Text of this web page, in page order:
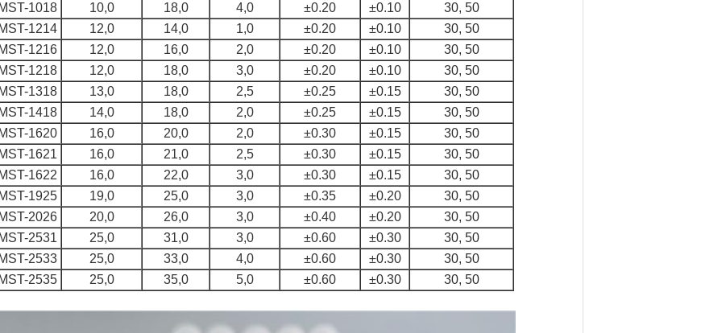
1018
10,0 18,0 4,0 ±0.20 ±0.10
30, 50
1214
12,0 14,0 1,0 ±0.20 ±0.10
30, 50
1216
12,0 16,0 2,0 ±0.20 ±0.10
30, 50
1218
12,0 18,0 3,0 ±0.20 ±0.10
30, 50
1318
13,0 18,0 2,5 ±0.25 ±0.15
30, 50
1418
14,0 18,0 2,0 ±0.25 ±0.15
30, 50
1620
16,0 20,0 2,0 ±0.30 ±0.15
30, 50
1621
16,0 21,0 2,5 ±0.30 ±0.15
30, 50
1622
16,0 22,0 3,0 ±0.30 ±0.15
30, 50
1925
19,0 25,0 3,0 ±0.35 ±0.20
30, 50
2026
20,0 26,0 3,0 ±0.40 ±0.20
30, 50
2531
25,0 31,0 3,0 ±0.60 ±0.30
30, 50
2533
25,0 33,0 4,0 ±0.60 ±0.30
30, 50
2535
25,0 35,0 5,0 ±0.60 ±0.30 30, 50